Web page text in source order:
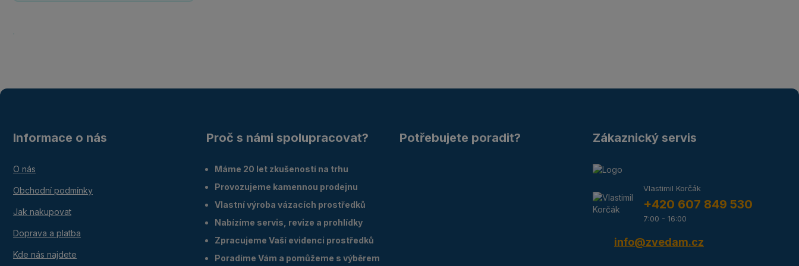
Informace o nás
O nás
Obchodní podmínky
Jak nakupovat
Doprava a platba
Kde nás najdete
Proč s námi spolupracovat?
Máme 20 let zkušeností na trhu
Provozujeme kamennou prodejnu
Vlastní výroba vázacích prostředků
Nabízíme servis, revize a prohlídky
Zpracujeme Vaší evidenci prostředků
Poradíme Vám a pomůžeme s výběrem
Potřebujete poradit? Zákaznický servis
Vlastimil Korčák
+420 607 849 530
7:00 - 16:00
info@zvedam.cz